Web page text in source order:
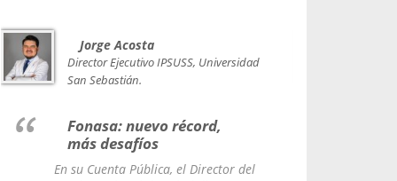
Jorge Acosta
Director Ejecutivo IPSUSS, Universidad
San Sebastián.
Fonasa: nuevo récord,
más desafíos
En su Cuenta Pública, el Director del